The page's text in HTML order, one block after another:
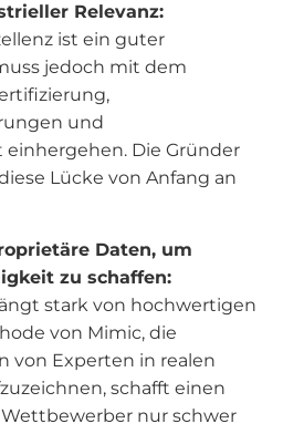
Relevanz:
ist ein guter
jedoch mit dem
und
Die Gründer
Lücke von Anfang an
Daten, um
zu schaffen:
stark von hochwertigen
von Mimic, die
von Experten in realen
schafft einen
nur schwer